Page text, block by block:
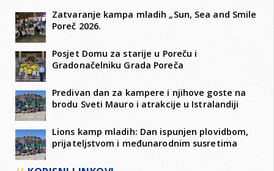
Zatvaranje kampa mladih „Sun, Sea and Smile
Poreč 2026.
Posjet Domu za starije u Poreču i
Gradonačelniku Grada Poreča
Predivan dan za kampere i njihove goste na
brodu Sveti Mauro i atrakcije u Istralandiji
Lions kamp mladih: Dan ispunjen plovidbom,
prijateljstvom i međunarodnim susretima